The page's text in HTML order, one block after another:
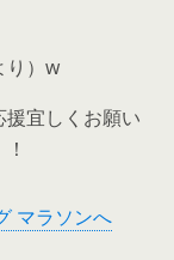
り）w
宜しくお願い